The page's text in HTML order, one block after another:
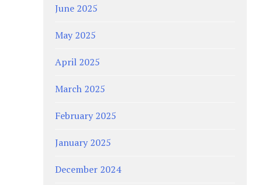
June 2025
May 2025
April 2025
March 2025
February 2025
January 2025
December 2024